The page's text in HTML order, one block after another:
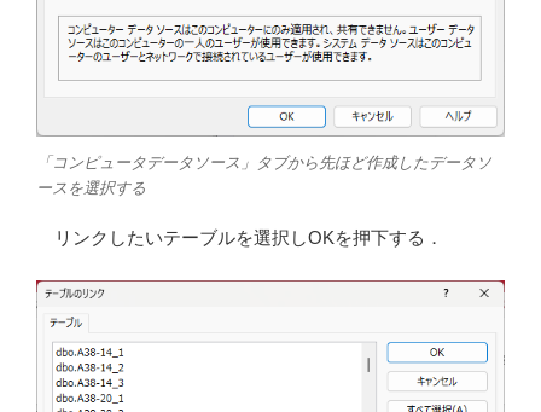
「コンピュータデータソース」タブから先ほど作成したデータソ
ースを選択する
リンクしたいテーブルを選択しOKを押下する．